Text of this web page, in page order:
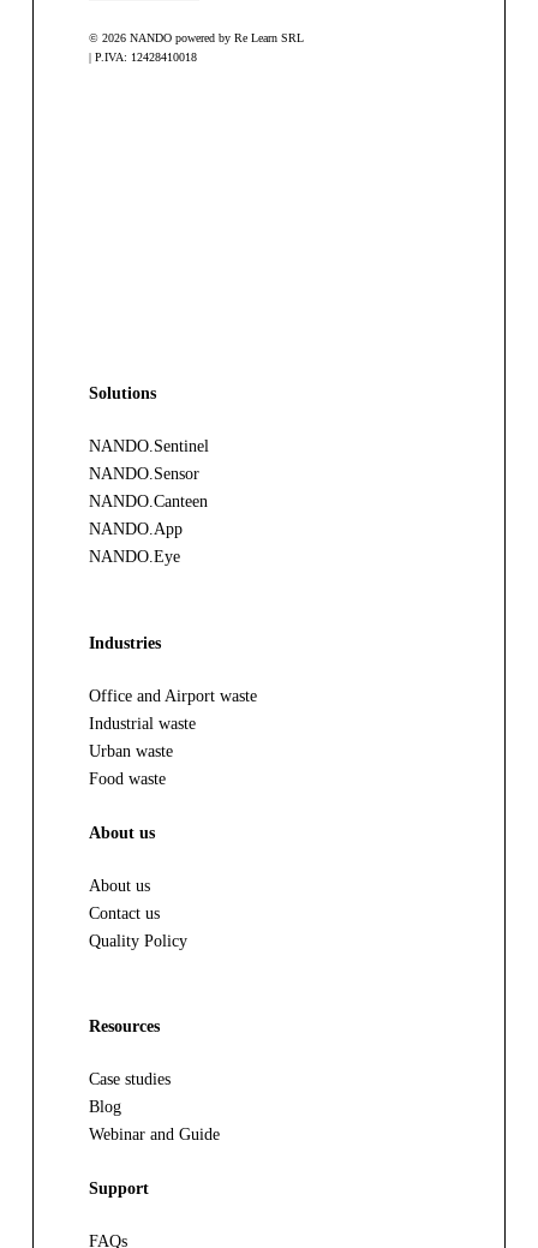
© 2026 NANDO powered by Re Learn SRL
| P.IVA: 12428410018
Solutions
NANDO.Sentinel
NANDO.Sensor
NANDO.Canteen
NANDO.App
NANDO.Eye
Industries
Office and Airport waste
Industrial waste
Urban waste
Food waste
About us
About us
Contact us
Quality Policy
Resources
Case studies
Blog
Webinar and Guide
Support
FAQs